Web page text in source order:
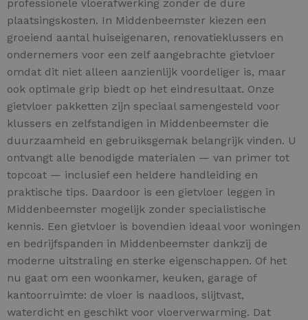
professionele vloerafwerking zonder de dure
plaatsingskosten. In Middenbeemster kiezen een
groeiend aantal huiseigenaren, renovatieklussers en
ondernemers voor een zelf aangebrachte gietvloer
omdat dit niet alleen aanzienlijk voordeliger is, maar
ook optimale grip biedt op het eindresultaat. Onze
gietvloer pakketten zijn speciaal samengesteld voor
klussers en zelfstandigen in Middenbeemster die
duurzaamheid en gebruiksgemak belangrijk vinden. U
ontvangt alle benodigde materialen — van primer tot
topcoat — inclusief een heldere handleiding en
praktische tips. Daardoor is een gietvloer leggen in
Middenbeemster mogelijk zonder specialistische
kennis. Een gietvloer is bovendien ideaal voor woningen
en bedrijfspanden in Middenbeemster dankzij de
moderne uitstraling en sterke eigenschappen. Of het
nu gaat om een woonkamer, keuken, garage of
kantoorruimte: de vloer is naadloos, slijtvast,
waterdicht en geschikt voor vloerverwarming. Dat